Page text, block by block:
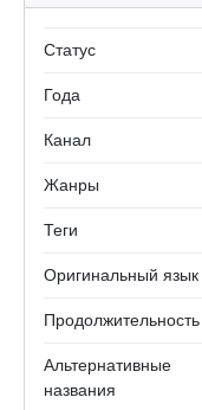
Статус
Года
Канал
Жанры
Теги
Оригинальный язык
Продолжительность
Альтернативные
названия